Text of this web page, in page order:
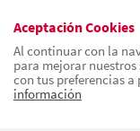
Aceptación Cookies
Al continuar con la
para mejorar
con tus preferencias
información